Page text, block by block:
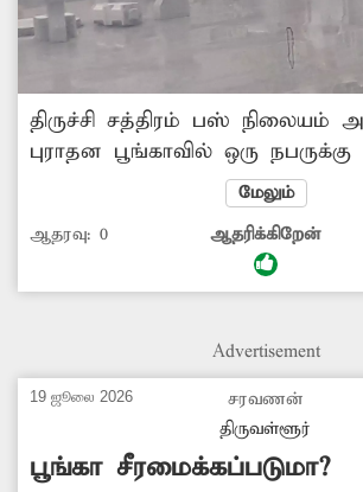
திருச்சி சத்திரம் பஸ் நிலையம்
புராதன பூங்காவில் ஒரு நபருக்கு
கட்டணம் வசூலிக்கப்படும்
நடைபயிற்சி பாதை மற்றும்
உள்ளிட்டவை உள்ளன. இங்கு
மேல் பகுதி பல மாதங்களாக
மேல் பகுதிக்கு செல்ல அனுமதி
எனவே, அந்த பகுதியை
அங்குள்ள புராதன சின்னங்களை
சம்பந்தப்பட்ட அதிகாரிகள்
மேலும்
ஆதரவு: 0 ஆதரிக்கிறேன்
Advertisement
19 ஜூலை 2026
சரவணன்
திருவள்ளூர்
பூங்கா சீரமைக்கப்படுமா?